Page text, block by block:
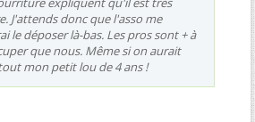
J'attends donc que l'asso me
le déposer là-bas. Les pros sont + à
que nous. Même si on aurait
mon petit lou de 4 ans !